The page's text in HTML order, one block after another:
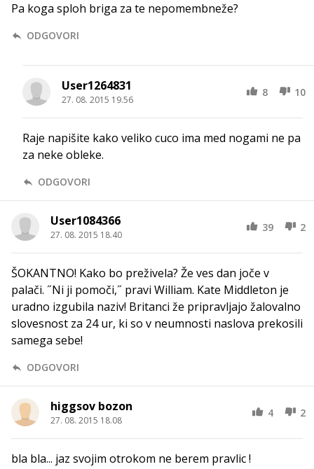
Pa koga sploh briga za te nepomembneže?
ODGOVORI
User1264831
27. 08. 2015 19.56
8 10
Raje napišite kako veliko cuco ima med nogami ne pa
za neke obleke.
ODGOVORI
User1084366
27. 08. 2015 18.40
39 2
ŠOKANTNO! Kako bo preživela? Že ves dan joče v
palači. ˝Ni ji pomoči,˝ pravi William. Kate Middleton je
uradno izgubila naziv! Britanci že pripravljajo žalovalno
slovesnost za 24 ur, ki so v neumnosti naslova prekosili
samega sebe!
ODGOVORI
higgsov bozon
27. 08. 2015 18.08
4 2
bla bla... jaz svojim otrokom ne berem pravlic !